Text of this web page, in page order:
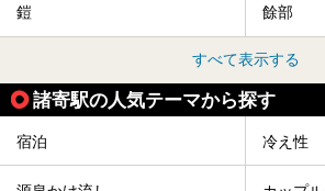
鎧 餘部
すべて表示する
諸寄駅の人気テーマから探す
宿泊 冷え性